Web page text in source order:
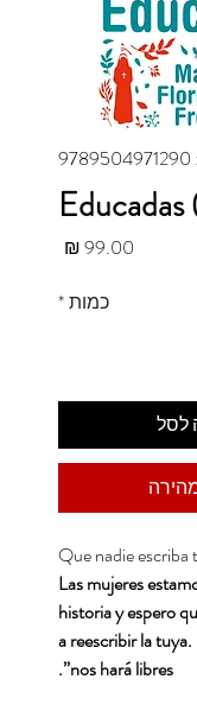
כמות*
לסל
Que nadie escriba
“Las mujeres
historia y espero
a reescribir la
nos hará libres”.